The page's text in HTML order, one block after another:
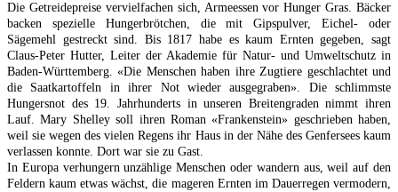
Die Getreidepreise vervielfachen sich, Armeessen vor Hunger Gras. Bäcker
backen spezielle Hungerbrötchen, die mit Gipspulver, Eichel- oder
Sägemehl gestreckt sind. Bis 1817 habe es kaum Ernten gegeben, sagt
Claus-Peter Hutter, Leiter der Akademie für Natur- und Umweltschutz in
Baden-Württemberg. «Die Menschen haben ihre Zugtiere geschlachtet und
die Saatkartoffeln in ihrer Not wieder ausgegraben». Die schlimmste
Hungersnot des 19. Jahrhunderts in unseren Breitengraden nimmt ihren
Lauf. Mary Shelley soll ihren Roman «Frankenstein» geschrieben haben,
weil sie wegen des vielen Regens ihr Haus in der Nähe des Genfersees kaum
verlassen konnte. Dort war sie zu Gast.
In Europa verhungern unzählige Menschen oder wandern aus, weil auf den
Feldern kaum etwas wächst, die mageren Ernten im Dauerregen vermodern,